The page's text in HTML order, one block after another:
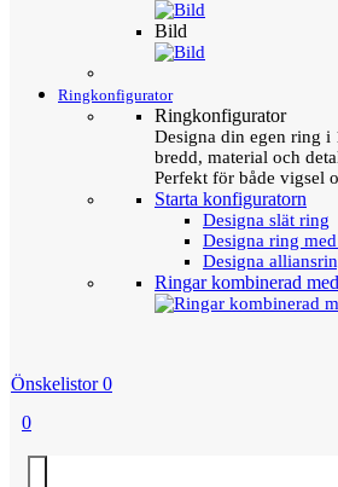
Bild
Ringkonfigurator
Ringkonfigurator
Designa din egen ring
bredd, material och
Perfekt för både vigsel
Starta konfiguratorn
Designa slät ring
Designa ring med
Designa
Ringar kombinerad
Önskelistor 0
0